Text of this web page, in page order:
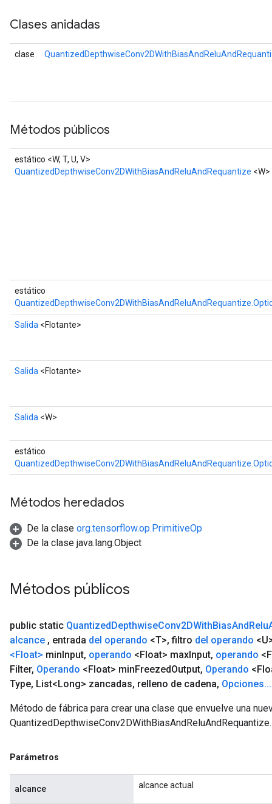
Clases anidadas
clase
Métodos públicos
estático <W, T, U, V>
QuantizedDepthwiseConv2DWithBiasAndReluAndRequantize <W>
estático
Salida <Flotante>
Salida <Flotante>
Salida <W>
estático
Métodos heredados
De la clase org.tensorflow.op.PrimitiveOp
De la clase java.lang.Object
Métodos públicos
public static QuantizedDepthwiseConv2DWithBiasAndRelu
alcance , entrada del operando <T>, filtro del operando
<Float> minInput, operando <Float> maxInput, operando
Filter, Operando <Float> minFreezedOutput, Operando
Type, List<Long> zancadas, relleno de cadena, Opciones...
Método de fábrica para crear una clase que envuelve una
QuantizedDepthwiseConv2DWithBiasAndReluAndRequantize.
Parámetros
alcance alcance actual